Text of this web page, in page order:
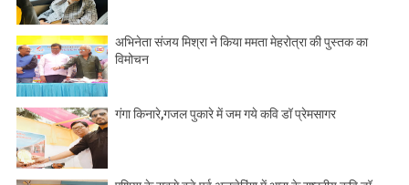
अभिनेता संजय मिश्रा ने किया ममता मेहरोत्रा की पुस्तक का
विमोचन
गंगा किनारे,गजल पुकारे में जम गये कवि डॉ प्रेमसागर